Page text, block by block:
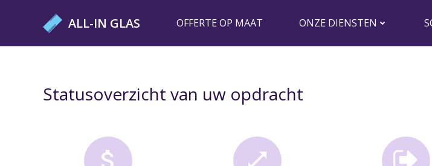
ALL-IN GLAS OFFERTE OP MAAT ONZE DIENSTEN
Statusoverzicht van uw opdracht